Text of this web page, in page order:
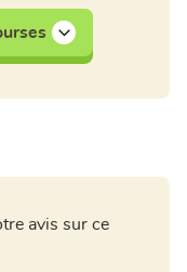
avis sur ce